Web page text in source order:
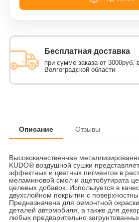
Бесплатная доставка
при сумме заказа от 3000руб.
Волгоградской области
Описание Отзывы
Высококачественная
KUDO® воздушной сушки
эффектных и цветных пигментов в
меламиновой смол и ацетобутирата
целевых добавок. Используется в
двухслойном покрытии с
Предназначена для ремонтной
деталей автомобиля, а также для
любых предварительно